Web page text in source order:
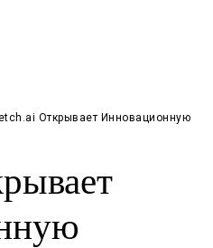
Открывает Инновационную